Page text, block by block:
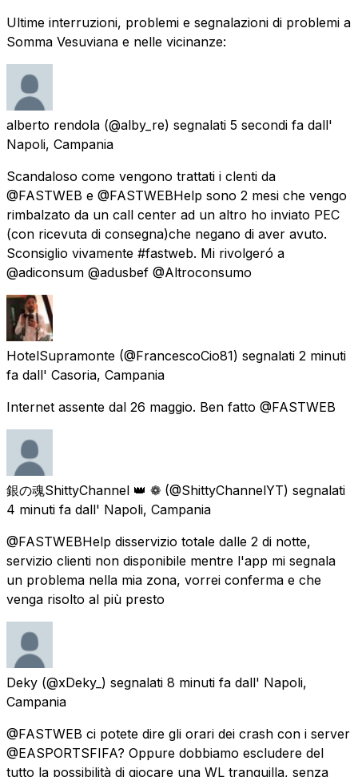
Ultime interruzioni, problemi e segnalazioni di problemi a
Somma Vesuviana e nelle vicinanze:
alberto rendola (@alby_re) segnalati 5 secondi fa dall'
Napoli, Campania
Scandaloso come vengono trattati i clenti da
@FASTWEB e @FASTWEBHelp sono 2 mesi che vengo
rimbalzato da un call center ad un altro ho inviato PEC
(con ricevuta di consegna)che negano di aver avuto.
Sconsiglio vivamente #fastweb. Mi rivolgeró a
@adiconsum @adusbef @Altroconsumo
HotelSupramonte (@FrancescoCio81) segnalati 2 minuti
fa dall' Casoria, Campania
Internet assente dal 26 maggio. Ben fatto @FASTWEB
銀の魂ShittyChannel 👑 ❁ (@ShittyChannelYT) segnalati
4 minuti fa dall' Napoli, Campania
@FASTWEBHelp disservizio totale dalle 2 di notte,
servizio clienti non disponibile mentre l'app mi segnala
un problema nella mia zona, vorrei conferma e che
venga risolto al più presto
Deky (@xDeky_) segnalati 8 minuti fa dall' Napoli,
Campania
@FASTWEB ci potete dire gli orari dei crash con i server
@EASPORTSFIFA? Oppure dobbiamo escludere del
tutto la possibilità di giocare una WL tranquilla, senza